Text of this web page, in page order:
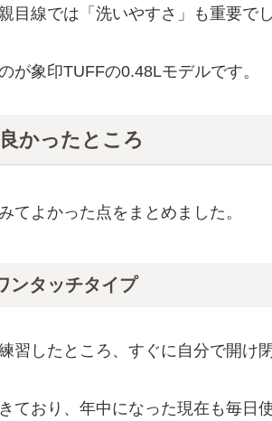
目線では「洗いやすさ」も重要でし
が象印TUFFの0.48Lモデルです。
かったところ
てよかった点をまとめました。
ンタッチタイプ
習したところ、すぐに自分で開け
ており、年中になった現在も毎日